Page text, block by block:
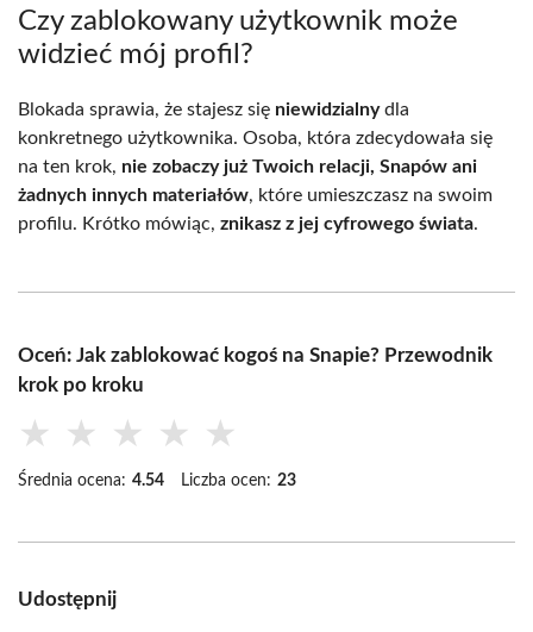
Czy zablokowany użytkownik może
widzieć mój profil?
Blokada sprawia, że stajesz się niewidzialnydla
konkretnego użytkownika. Osoba, która zdecydowała się
na ten krok, nie zobaczy już Twoich relacji, Snapów ani
żadnych innych materiałów, które umieszczasz na swoim
profilu. Krótko mówiąc, znikasz z jej cyfrowego świata.
Oceń: Jak zablokować kogoś na Snapie? Przewodnik
krok po kroku
★ ★ ★ ★ ★
Średnia ocena: 4.54 Liczba ocen: 23
Udostępnij